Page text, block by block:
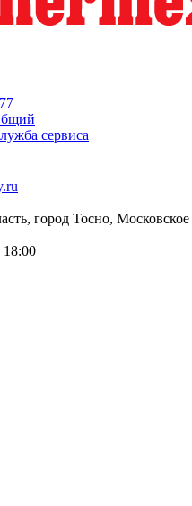
сервиса
город Тосно,